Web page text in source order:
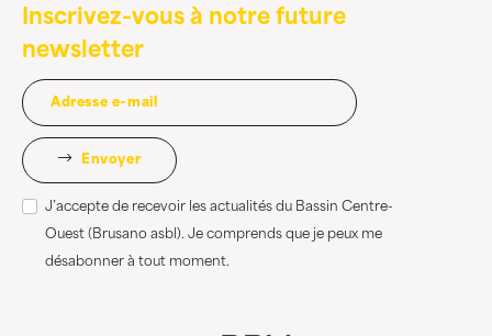
Inscrivez-vous à notre future
newsletter
Envoyer
J’accepte de recevoir les actualités du Bassin Centre-
Ouest (Brusano asbl). Je comprends que je peux me
désabonner à tout moment.